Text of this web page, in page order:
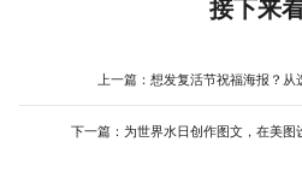
众号封面”或“社交媒体”尺寸，它们已
不要只看第一个，多往下翻看不同风
圆润的字体显得亲切，规整的黑体则
标），可以有效调整整个图案的气质
接下来
上一篇： 想发复活节祝福海报？从
下一篇： 为世界水日创作图文，在美